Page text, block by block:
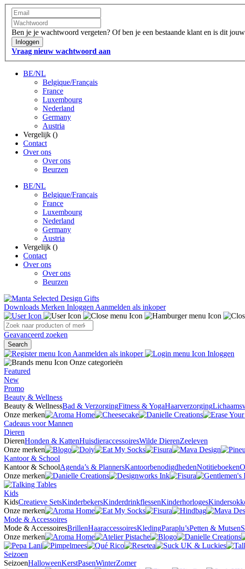
Ben je je wachtwoord vergeten? Of ben je een bestaande klant en is dit
Inloggen
Vraag nieuw wachtwoord aan
BE/NL
Belgique/Français
France
Luxembourg
Nederland
Germany
Austria
Vergelijk ()
Contact
Over ons
Over ons
Beurzen
BE/NL
Belgique/Français
France
Luxembourg
Nederland
Germany
Austria
Vergelijk ()
Contact
Over ons
Over ons
Beurzen
Downloads Merken Inloggen Aanmelden als inkoper
Geavanceerd zoeken
Search
Aanmelden als inkoper
Inloggen
Onze categorieën
Featured
New
Promo
Beauty & Wellness
Beauty & WellnessBad & VerzorgingFitness & YogaHaarverzorging
Onze merken
Cadeaus voor Mannen
Dieren
DierenHonden & KattenHuisdieraccessoiresWilde DierenZeeleven
Onze merken
Kantoor & School
Kantoor & SchoolAgenda’s & PlannersKantoorbenodigdhedenNotitieboeken
Onze merken
Kids
KidsCreatieve SetsKinderbekersKinderdrinkflessenKinderhorloges
Onze merken
Mode & Accessoires
Mode & AccessoiresBrillenHaaraccessoiresKledingParaplu’sPetten & Mutsen
Onze merken
Seizoen
SeizoenHalloweenKerstPasenWinterZomer